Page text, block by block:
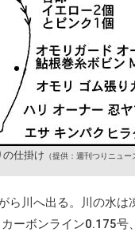
の仕掛け （提供：週刊つりニュー
ら川へ出る。川の水
ーボンライン0.175